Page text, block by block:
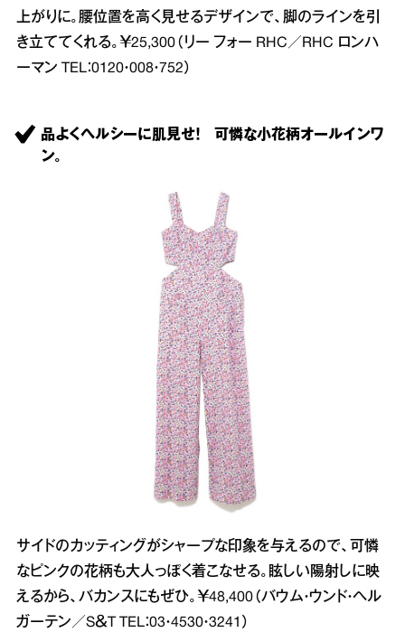
上がりに。腰位置を高く見せるデザインで、脚のラインを引
き立ててくれる。￥25,300（リー フォー RHC／RHC ロンハ
ーマン TEL：0120・008・752）
品よくヘルシーに肌見せ！ 可憐な小花柄オールインワ
ン。
サイドのカッティングがシャープな印象を与えるので、可憐
なピンクの花柄も大人っぽく着こなせる。眩しい陽射しに映
えるから、バカンスにもぜひ。￥48,400（バウム・ウンド・ヘル
ガーテン／S＆T TEL：03・4530・3241）